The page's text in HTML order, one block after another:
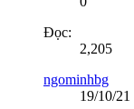
Đọc:
2,205
ngominhbg
19/10/21